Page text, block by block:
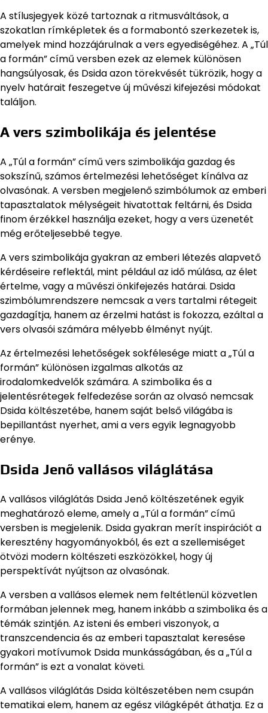
A stílusjegyek közé tartoznak a ritmusváltások, a
szokatlan rímképletek és a formabontó szerkezetek is,
amelyek mind hozzájárulnak a vers egyediségéhez. A „Túl
a formán” című versben ezek az elemek különösen
hangsúlyosak, és Dsida azon törekvését tükrözik, hogy a
nyelv határait feszegetve új művészi kifejezési módokat
találjon.
A vers szimbolikája és jelentése
A „Túl a formán” című vers szimbolikája gazdag és
sokszínű, számos értelmezési lehetőséget kínálva az
olvasónak. A versben megjelenő szimbólumok az emberi
tapasztalatok mélységeit hivatottak feltárni, és Dsida
finom érzékkel használja ezeket, hogy a vers üzenetét
még erőteljesebbé tegye.
A vers szimbolikája gyakran az emberi létezés alapvető
kérdéseire reflektál, mint például az idő múlása, az élet
értelme, vagy a művészi önkifejezés határai. Dsida
szimbólumrendszere nemcsak a vers tartalmi rétegeit
gazdagítja, hanem az érzelmi hatást is fokozza, ezáltal a
vers olvasói számára mélyebb élményt nyújt.
Az értelmezési lehetőségek sokfélesége miatt a „Túl a
formán” különösen izgalmas alkotás az
irodalomkedvelők számára. A szimbolika és a
jelentésrétegek felfedezése során az olvasó nemcsak
Dsida költészetébe, hanem saját belső világába is
bepillantást nyerhet, ami a vers egyik legnagyobb
erénye.
Dsida Jenő vallásos világlátása
A vallásos világlátás Dsida Jenő költészetének egyik
meghatározó eleme, amely a „Túl a formán” című
versben is megjelenik. Dsida gyakran merít inspirációt a
keresztény hagyományokból, és ezt a szellemiséget
ötvözi modern költészeti eszközökkel, hogy új
perspektívát nyújtson az olvasónak.
A versben a vallásos elemek nem feltétlenül közvetlen
formában jelennek meg, hanem inkább a szimbolika és a
témák szintjén. Az isteni és emberi viszonyok, a
transzcendencia és az emberi tapasztalat keresése
gyakori motívumok Dsida munkásságában, és a „Túl a
formán” is ezt a vonalat követi.
A vallásos világlátás Dsida költészetében nem csupán
tematikai elem, hanem az egész világképét áthatja. Ez a